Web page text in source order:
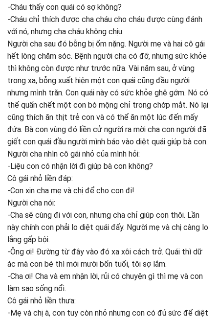
-Cháu thấy con quái có sợ không?
-Cháu chỉ thích được cha cháu cho cháu được cùng đánh
với nó, nhưng cha cháu không chịu.
Người cha sau đó bỗng bị ốm nặng. Người mẹ và hai cô gái
hết lòng chăm sóc. Bệnh người cha có đỡ, nhưng sức khỏe
thì không còn được như trước nữa. Vài năm sau, ở vùng
trong xa, bỗng xuất hiện một con quái cũng đầu người
nhưng mình trăn. Con quái này có sức khỏe ghê gớm. Nó có
thể quấn chết một con bò mộng chỉ trong chớp mắt. Nó lại
cũng thích ăn thịt trẻ con và có thể ăn một lúc đến mấy
đứa. Bà con vùng đó liền cử người ra mời cha con người đã
giết con quái đầu người mình báo vào diệt quái giúp bà con.
Người cha nhìn cô gái nhỏ của mình hỏi:
-Liệu con có nhận lời đi giúp bà con không?
Cô gái nhỏ liền đáp:
-Con xin cha mẹ và chị để cho con đi!
Người cha nói:
-Cha sẽ cùng đi với con, nhưng cha chỉ giúp con thôi. Lần
này chính con phải lo diệt quái đấy. Người mẹ và chị càng lo
lắng gấp bội.
-Ông ơi! Đường từ đây vào đó xa xôi cách trở. Quái thì dữ
ác mà con bé thì mới mười bốn tuổi, tôi sợ lắm.
-Cha ơi! Cha và em nhận lời, rủi có chuyện gì thì mẹ và con
làm sao sống nổi.
Cô gái nhỏ liền thưa:
-Mẹ và chị à, con tuy còn nhỏ nhưng con có đủ sức để diệt